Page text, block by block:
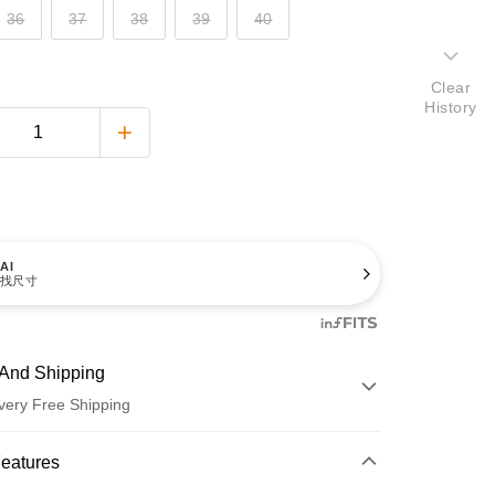
36 37 38 39 40
AI
找尺寸
Shipping
Free Shipping
Clear
History